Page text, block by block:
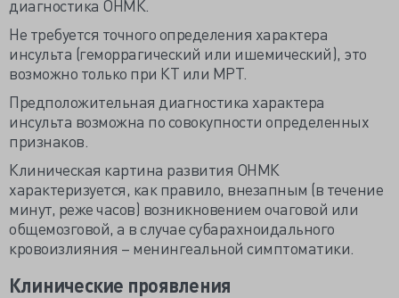
диагностика ОНМК.
Не требуется точного определения характера
инсульта (геморрагический или ишемический), это
возможно только при КТ или МРТ.
Предположительная диагностика характера
инсульта возможна по совокупности определенных
признаков.
Клиническая картина развития ОНМК
характеризуется, как правило, внезапным (в течение
минут, реже часов) возникновением очаговой или
общемозговой, а в случае субарахноидального
кровоизлияния – менингеальной симптоматики.
Клинические проявления